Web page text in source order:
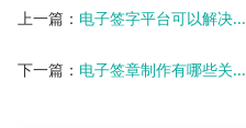
上一篇： 电子签字平台可以解决...
下一篇： 电子签章制作有哪些关...